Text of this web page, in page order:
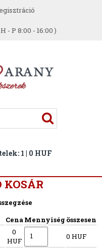
- P 8:00 - 16:00 )
1 | 0 HUF
KOSÁR
CenaMennyiség összesen
0
HUF
0 HUF